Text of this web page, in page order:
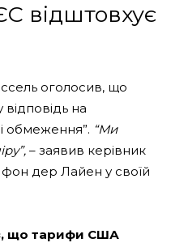
відштовхує
оголосив, що
на
обмеження”. “Ми
– заявив керівник
фон дер Лайен у своїй
що тарифи США